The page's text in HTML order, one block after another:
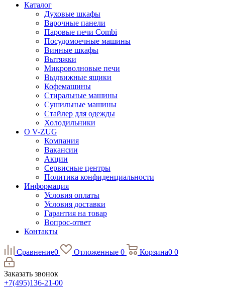
Каталог
Духовые шкафы
Варочные панели
Паровые печи Combi
Посудомоечные машины
Винные шкафы
Вытяжки
Микроволновые печи
Выдвижные ящики
Кофемашины
Стиральные машины
Сушильные машины
Стайлер для одежды
Холодильники
О V-ZUG
Компания
Вакансии
Акции
Сервисные центры
Политика конфиденциальности
Информация
Условия оплаты
Условия доставки
Гарантия на товар
Вопрос-ответ
Контакты
Сравнение0 Отложенные 0 Корзина0 0
Заказать звонок
+7(495)136-21-00‬